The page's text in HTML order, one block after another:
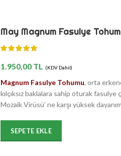
May Magnum Fasulye
1.950,00TL (KDV Dahil)
Magnum Fasulye Tohumu, orta
kılçıksız baklalara sahip oturak
Mozaik Virüsü’ ne karşı yüksek
SEPETE EKLE